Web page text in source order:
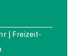
| Freizeit-